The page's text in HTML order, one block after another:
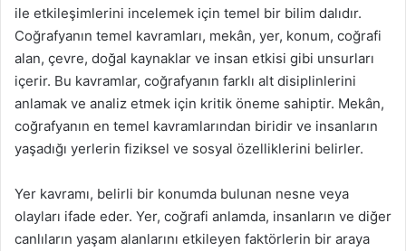
ile etkileşimlerini incelemek için temel bir bilim dalıdır.
Coğrafyanın temel kavramları, mekân, yer, konum, coğrafi
alan, çevre, doğal kaynaklar ve insan etkisi gibi unsurları
içerir. Bu kavramlar, coğrafyanın farklı alt disiplinlerini
anlamak ve analiz etmek için kritik öneme sahiptir. Mekân,
coğrafyanın en temel kavramlarından biridir ve insanların
yaşadığı yerlerin fiziksel ve sosyal özelliklerini belirler.
Yer kavramı, belirli bir konumda bulunan nesne veya
olayları ifade eder. Yer, coğrafi anlamda, insanların ve diğer
canlıların yaşam alanlarını etkileyen faktörlerin bir araya